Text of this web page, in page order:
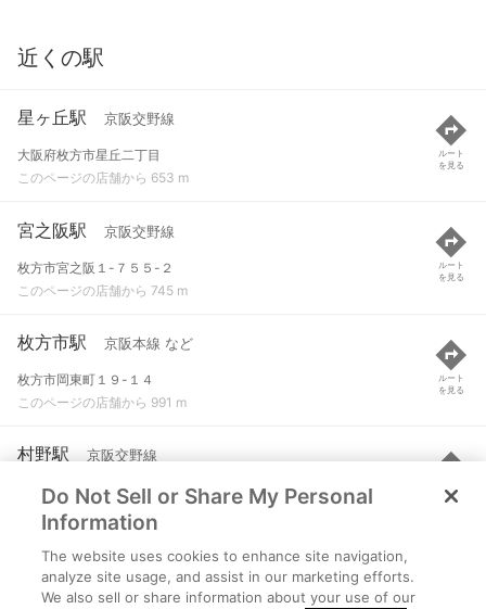
近くの駅
星ヶ丘駅 京阪交野線
大阪府枚方市星丘二丁目
このページの店舗から 653 m
ルート
を見る
宮之阪駅 京阪交野線
枚方市宮之阪１-７５５-２
このページの店舗から 745 m
ルート
を見る
枚方市駅 京阪本線 など
枚方市岡東町１９-１４
このページの店舗から 991 m
ルート
を見る
村野駅 京阪交野線
枚方市村野本町１-２５
このページの店舗から 1.3 km
ルート
を見る
枚方公園駅
枚方市伊加賀東町３-８
Do Not Sell or Share My Personal
Information
The website uses cookies to enhance site navigation,
analyze site usage, and assist in our marketing efforts.
We also sell or share information about your use of our